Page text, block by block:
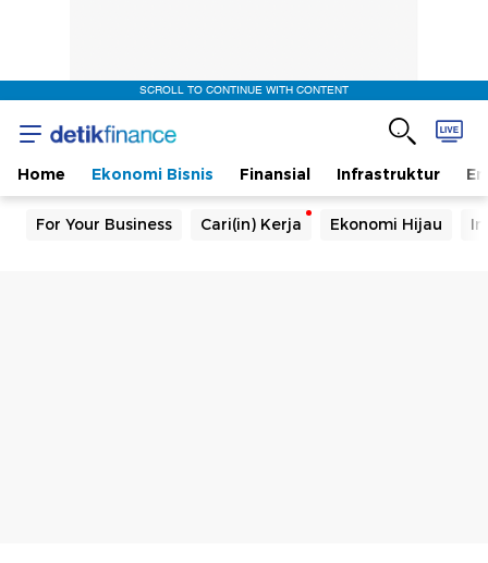
SCROLL TO CONTINUE WITH CONTENT
Home Ekonomi Bisnis Finansial Infrastruktur
For Your Business Cari(in) Kerja Ekonomi Hijau